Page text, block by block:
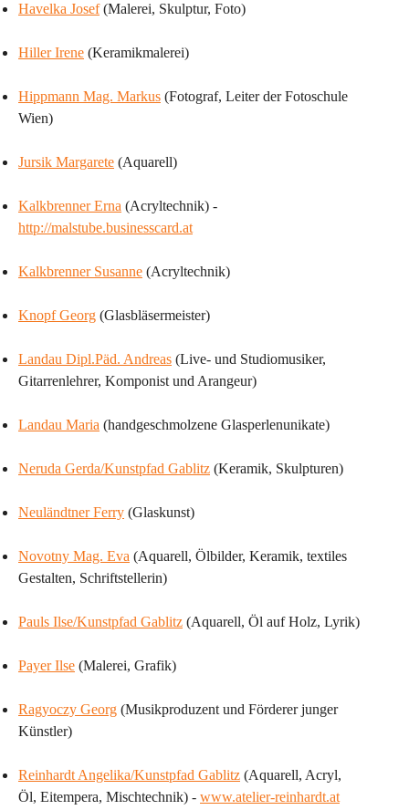
Havelka Josef (Malerei, Skulptur, Foto)
Hiller Irene (Keramikmalerei)
Hippmann Mag. Markus (Fotograf, Leiter der Fotoschule
Wien)
Jursik Margarete (Aquarell)
Kalkbrenner Erna (Acryltechnik) -
http://malstube.businesscard.at
Kalkbrenner Susanne (Acryltechnik)
Knopf Georg (Glasbläsermeister)
Landau Dipl.Päd. Andreas (Live- und Studiomusiker,
Gitarrenlehrer, Komponist und Arangeur)
Landau Maria (handgeschmolzene Glasperlenunikate)
Neruda Gerda/Kunstpfad Gablitz (Keramik, Skulpturen)
Neuländtner Ferry (Glaskunst)
Novotny Mag. Eva (Aquarell, Ölbilder, Keramik, textiles
Gestalten, Schriftstellerin)
Pauls Ilse/Kunstpfad Gablitz (Aquarell, Öl auf Holz, Lyrik)
Payer Ilse (Malerei, Grafik)
Ragyoczy Georg (Musikproduzent und Förderer junger
Künstler)
Reinhardt Angelika/Kunstpfad Gablitz (Aquarell, Acryl,
Öl, Eitempera, Mischtechnik) - www.atelier-reinhardt.at